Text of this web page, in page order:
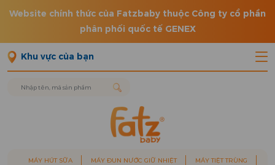
Website chính thức của Fatzbaby thuộc Công ty cổ phần
phân phối quốc tế GENEX
Khu vực của bạn
MÁY HÚT SỮA MÁY ĐUN NƯỚC GIỮ NHIỆT MÁY TIỆT TRÙNG